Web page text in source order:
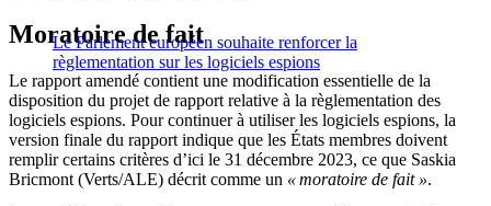
Le Parlement européen souhaite renforcer la
règlementation sur les logiciels espions
Moratoire de fait
Le rapport amendé contient une modification essentielle de la
disposition du projet de rapport relative à la règlementation des
logiciels espions. Pour continuer à utiliser les logiciels espions, la
version finale du rapport indique que les États membres doivent
remplir certains critères d’ici le 31 décembre 2023, ce que Saskia
Bricmont (Verts/ALE) décrit comme un « moratoire de fait ».